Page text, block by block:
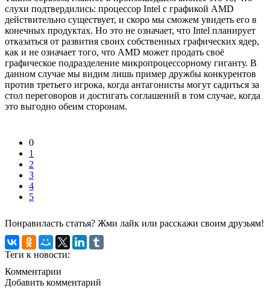
слухи подтвердились: процессор Intel с графикой AMD
действительно существует, и скоро мы сможем увидеть его в
конечных продуктах. Но это не означает, что Intel планирует
отказаться от развития своих собственных графических ядер,
как и не означает того, что AMD может продать своё
графическое подразделение микропроцессорному гиганту. В
данном случае мы видим лишь пример дружбы конкурентов
против третьего игрока, когда антагонисты могут садиться за
стол переговоров и достигать соглашений в том случае, когда
это выгодно обеим сторонам.
0
1
2
3
4
5
Понравиласть статья? Жми лайк или расскажи своим друзьям!
Теги к новости:
Комментарии
Добавить комментарий